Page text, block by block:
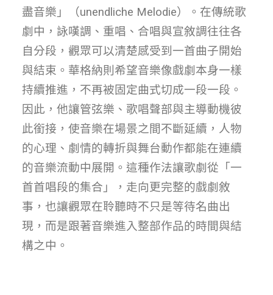
盡音樂」（unendliche Melodie）。在傳統歌
劇中，詠嘆調、重唱、合唱與宣敘調往往各
自分段，觀眾可以清楚感受到一首曲子開始
與結束。華格納則希望音樂像戲劇本身一樣
持續推進，不再被固定曲式切成一段一段。
因此，他讓管弦樂、歌唱聲部與主導動機彼
此銜接，使音樂在場景之間不斷延續，人物
的心理、劇情的轉折與舞台動作都能在連續
的音樂流動中展開。這種作法讓歌劇從「一
首首唱段的集合」，走向更完整的戲劇敘
事，也讓觀眾在聆聽時不只是等待名曲出
現，而是跟著音樂進入整部作品的時間與結
構之中。